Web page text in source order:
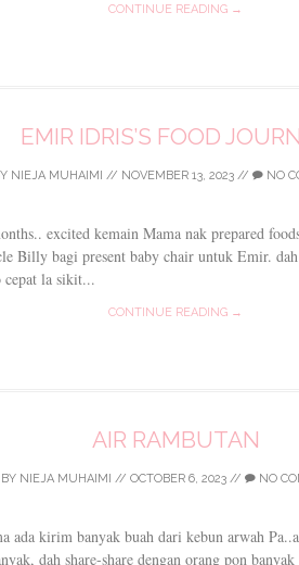
CONTINUE READING →
EMIR IDRIS’S FOOD
NIEJA MUHAIMI // NOVEMBER 13, 2023 // NO
excited kemain Mama nak prepared
Billy bagi present baby chair untuk Emir.
cepat la sikit...
CONTINUE READING →
AIR RAMBUTAN
BY NIEJA MUHAIMI // OCTOBER 6, 2023// NO
ada kirim banyak buah dari kebun arwah
dah share-share dengan orang pon